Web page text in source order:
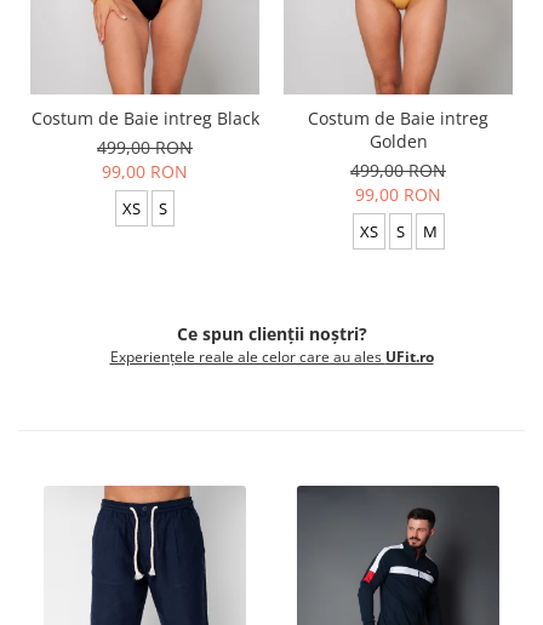
Costum de Baie intreg Black
499,00 RON
99,00 RON
XS S
Costum de Baie intreg
Golden
499,00 RON
99,00 RON
XS S M
Ce spun clienții noștri?
Experiențele reale ale celor care au ales UFit.ro